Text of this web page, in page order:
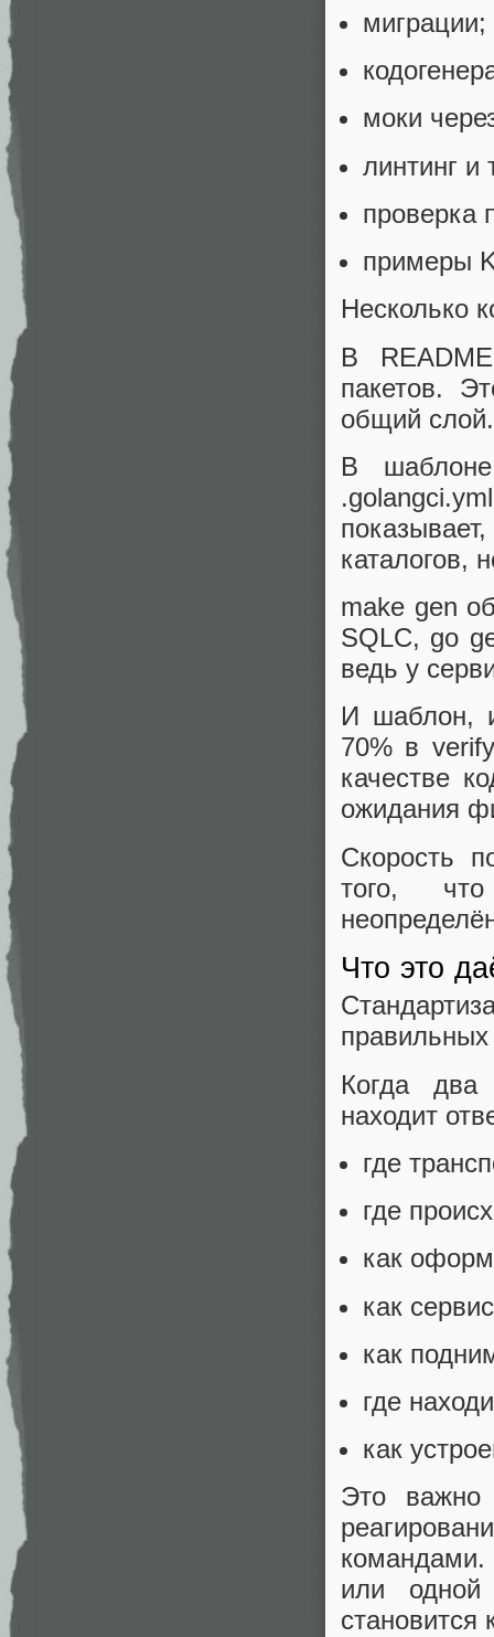
миграции;
моки
линтинг и
проверка
примеры
Несколько
В
пакетов.
общий слой.
В
каталогов,
make gen
SQLC, go
ведь у
И шаблон,
70% в
качестве
ожидания
Скорость
того,
Что это
правильных
Когда два
находит
где
где
как
как
как
где
как
Это
или одной
становится